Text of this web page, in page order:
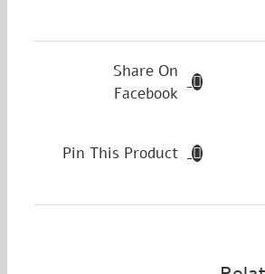
Share On
Facebook
Pin This Product